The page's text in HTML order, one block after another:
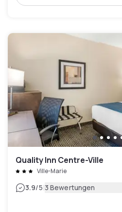
Quality Inn Centre-Ville
Ville-Marie
3.9/5|3 Bewertungen